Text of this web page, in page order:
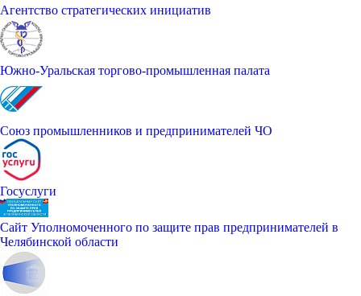
Агентство стратегических инициатив
Южно-Уральская торгово-промышленная палата
Союз промышленников и предпринимателей ЧО
Госуслуги
Сайт Уполномоченного по защите прав предпринимателей в
Челябинской области